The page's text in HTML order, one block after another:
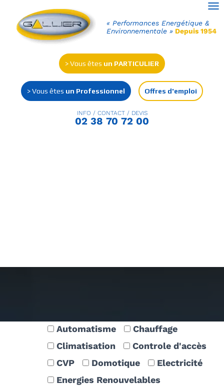
« Performances Energétique &
Environnementale » Depuis 1954
> Vous êtes un PARTICULIER
> Vous êtes un Professionnel Offres d'emploi
INFO / CONTACT / DEVIS
02 38 70 72 00
Automatisme
Chauffage
Climatisation
Controle d'accès
CVP
Domotique
Electricité
Energies Renouvelables